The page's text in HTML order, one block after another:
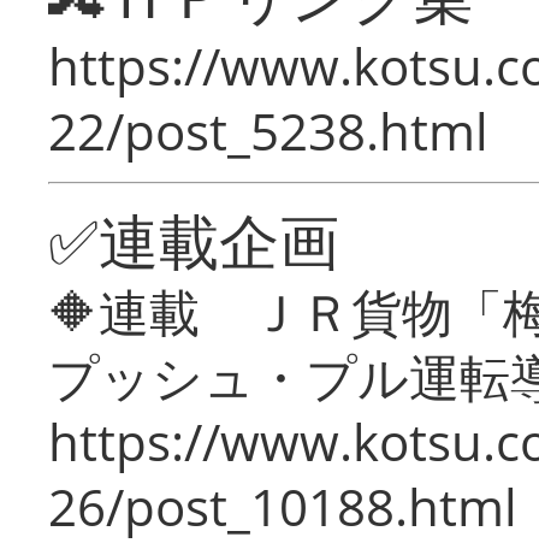
https://
22/post_5238.html
✅連載企画
🔶連載 ＪＲ貨物「
プッシュ・プル運転
https://
26/post_10188.html